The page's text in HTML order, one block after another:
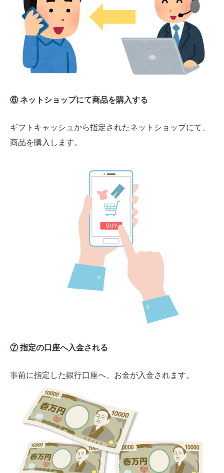
⑥ネットショップにて商品を購入する
ギフトキャッシュから指定されたネットショップにて、
商品を購入します。
⑦指定の口座へ入金される
事前に指定した銀行口座へ、お金が入金されます。